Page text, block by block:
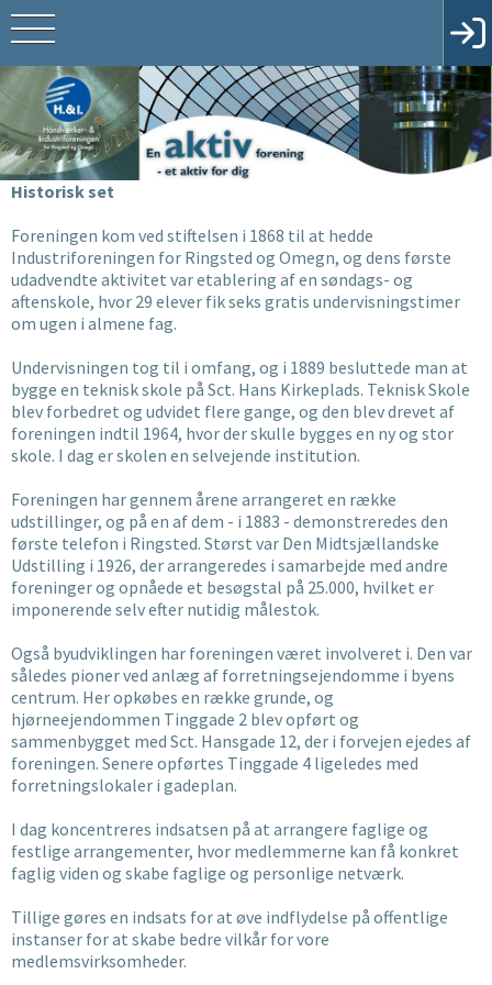
Historisk set
Foreningen kom ved stiftelsen i 1868 til at hedde
Industriforeningen for Ringsted og Omegn, og dens første
udadvendte aktivitet var etablering af en søndags- og
aftenskole, hvor 29 elever fik seks gratis undervisningstimer
om ugen i almene fag.
Undervisningen tog til i omfang, og i 1889 besluttede man at
bygge en teknisk skole på Sct. Hans Kirkeplads. Teknisk Skole
blev forbedret og udvidet flere gange, og den blev drevet af
foreningen indtil 1964, hvor der skulle bygges en ny og stor
skole. I dag er skolen en selvejende institution.
Foreningen har gennem årene arrangeret en række
udstillinger, og på en af dem - i 1883 - demonstreredes den
første telefon i Ringsted. Størst var Den Midtsjællandske
Udstilling i 1926, der arrangeredes i samarbejde med andre
foreninger og opnåede et besøgstal på 25.000, hvilket er
imponerende selv efter nutidig målestok.
Også byudviklingen har foreningen været involveret i. Den var
således pioner ved anlæg af forretningsejendomme i byens
centrum. Her opkøbes en række grunde, og
hjørneejendommen Tinggade 2 blev opført og
sammenbygget med Sct. Hansgade 12, der i forvejen ejedes af
foreningen. Senere opførtes Tinggade 4 ligeledes med
forretningslokaler i gadeplan.
I dag koncentreres indsatsen på at arrangere faglige og
festlige arrangementer, hvor medlemmerne kan få konkret
faglig viden og skabe faglige og personlige netværk.
Tillige gøres en indsats for at øve indflydelse på offentlige
instanser for at skabe bedre vilkår for vore
medlemsvirksomheder.